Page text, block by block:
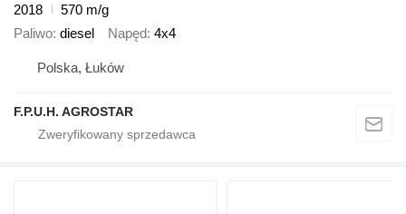
2018
570 m/g
Paliwo diesel Napęd 4x4
Polska, Łuków
F.P.U.H. AGROSTAR